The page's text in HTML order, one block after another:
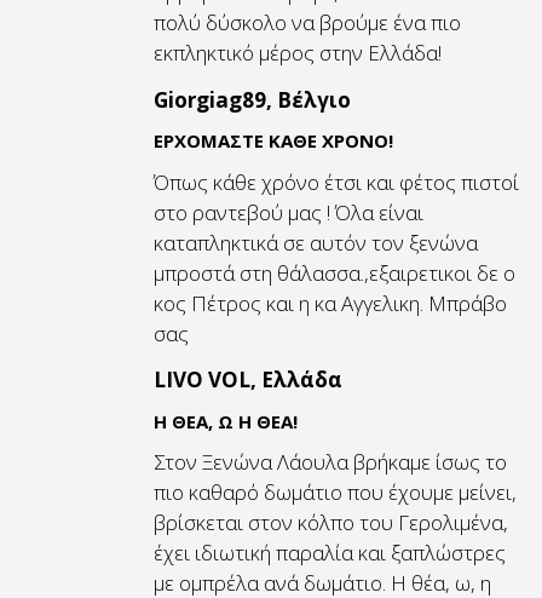
πολύ δύσκολο να βρούμε ένα πιο
εκπληκτικό μέρος στην Ελλάδα!
Giorgiag89, Βέλγιο
ΕΡΧΌΜΑΣΤΕ ΚΆΘΕ ΧΡΌΝΟ!
Όπως κάθε χρόνο έτσι και φέτος πιστοί
στο ραντεβού μας ! Όλα είναι
καταπληκτικά σε αυτόν τον ξενώνα
μπροστά στη θάλασσα.,εξαιρετικοι δε ο
κος Πέτρος και η κα Αγγελικη. Μπράβο
σας
LIVO VOL, Ελλάδα
Η ΘΈΑ, Ω Η ΘΈΑ!
Στον Ξενώνα Λάουλα βρήκαμε ίσως το
πιο καθαρό δωμάτιο που έχουμε μείνει,
βρίσκεται στον κόλπο του Γερολιμένα,
έχει ιδιωτική παραλία και ξαπλώστρες
με ομπρέλα ανά δωμάτιο. Η θέα, ω, η